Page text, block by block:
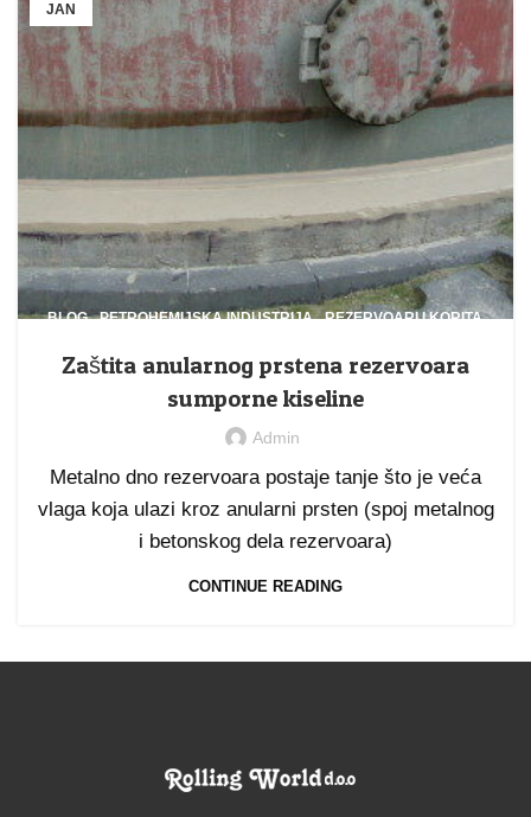
JAN
BLOG,PETROHEMIJSKA INDUSTRIJA,REZERVOARI I KORITA
Zaštita anularnog prstena rezervoara
sumporne kiseline
Admin
Metalno dno rezervoara postaje tanje što je veća
vlaga koja ulazi kroz anularni prsten (spoj metalnog
i betonskog dela rezervoara)
CONTINUE READING